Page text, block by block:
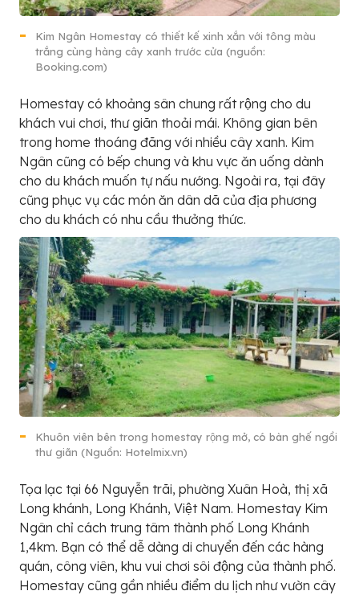
Kim Ngân Homestay có thiết kế xinh xắn với tông màu
trắng cùng hàng cây xanh trước cửa (nguồn:
Booking.com)
Homestay có khoảng sân chung rất rộng cho du
khách vui chơi, thư giãn thoải mái. Không gian bên
trong home thoáng đãng với nhiều cây xanh. Kim
Ngân cũng có bếp chung và khu vực ăn uống dành
cho du khách muốn tự nấu nướng. Ngoài ra, tại đây
cũng phục vụ các món ăn dân dã của địa phương
cho du khách có nhu cầu thưởng thức.
Khuôn viên bên trong homestay rộng mở, có bàn ghế ngồi
thư giãn (Nguồn: Hotelmix.vn)
Tọa lạc tại 66 Nguyễn trãi, phường Xuân Hoà, thị xã
Long khánh, Long Khánh, Việt Nam. Homestay Kim
Ngân chỉ cách trung tâm thành phố Long Khánh
1,4km. Bạn có thể dễ dàng di chuyển đến các hàng
quán, công viên, khu vui chơi sôi động của thành phố.
Homestay cũng gần nhiều điểm du lịch như vườn cây